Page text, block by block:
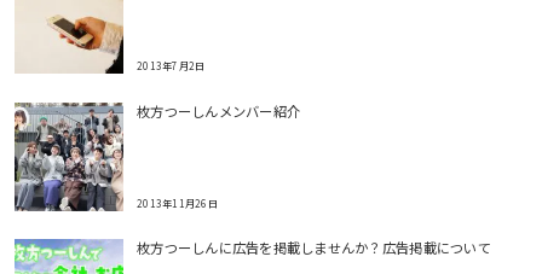
2013年7月2日
枚方つーしんメンバー紹介
2013年11月26日
枚方つーしんに広告を掲載しませんか？広告掲載について